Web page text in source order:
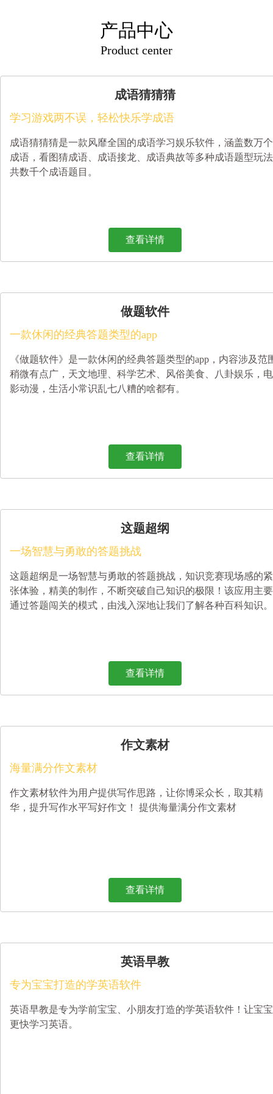
产品中心
Product center
成语猜猜猜
学习游戏两不误，轻松快乐学成语
成语猜猜猜是一款风靡全国的成语学习娱乐软件，涵盖数万个
成语，看图猜成语、成语接龙、成语典故等多种成语题型玩法
共数千个成语题目。
查看详情
做题软件
一款休闲的经典答题类型的app
《做题软件》是一款休闲的经典答题类型的app，内容涉及范
稍微有点广，天文地理、科学艺术、风俗美食、八卦娱乐，电
影动漫，生活小常识乱七八糟的啥都有。
查看详情
这题超纲
一场智慧与勇敢的答题挑战
这题超纲是一场智慧与勇敢的答题挑战，知识竞赛现场感的紧
张体验，精美的制作，不断突破自己知识的极限！该应用主要
通过答题闯关的模式，由浅入深地让我们了解各种百科知识。
查看详情
作文素材
海量满分作文素材
作文素材软件为用户提供写作思路，让你博采众长，取其精
华，提升写作水平写好作文！ 提供海量满分作文素材
查看详情
英语早教
专为宝宝打造的学英语软件
英语早教是专为学前宝宝、小朋友打造的学英语软件！让宝宝
更快学习英语。